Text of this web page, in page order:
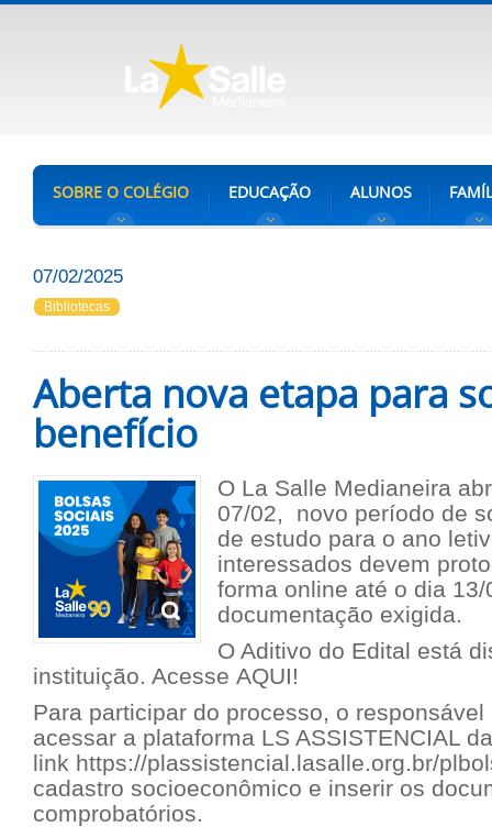
SOBRE O COLÉGIO EDUCAÇÃO ALUNOS
07/02/2025
Bibliotecas
Aberta nova etapa para
benefício
O La Salle Medianeira
07/02, novo período de
de estudo para o ano
interessados devem
forma online até o dia
documentação exigida.
O Aditivo do Edital está
instituição. Acesse AQUI!
Para participar do processo, o
acessar a plataforma LS ASSISTENCIAL
link https://plassistencial.lasalle.org.br/
cadastro socioeconômico e inserir os
comprobatórios.